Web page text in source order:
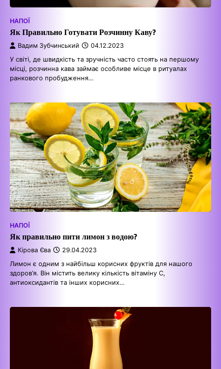
НАПОЇ
Як Правильно Готувати Розчинну Каву?
Вадим Зубчинський 04.12.2023
У світі, де швидкість та зручність часто стоять на першому
місці, розчинна кава займає особливе місце в ритуалах
ранкового пробудження…
НАПОЇ
Як правильно пити лимон з водою?
Кірова Єва 29.04.2023
Лимон є одним з найбільш корисних фруктів для нашого
здоров’я. Він містить велику кількість вітаміну С,
антиоксидантів та інших корисних…